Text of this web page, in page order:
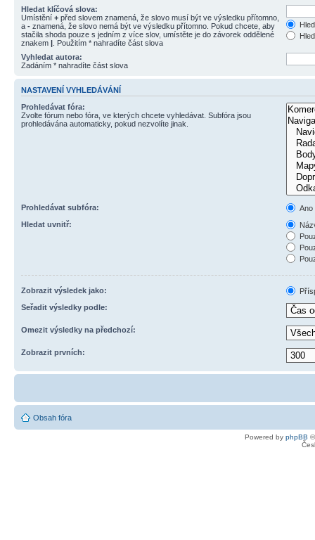
Hledat klíčová slova:
Umístění + před slovem znamená, že slovo musí být ve výsledku přítomno,
a - znamená, že slovo nemá být ve výsledku přítomno. Pokud chcete, aby
stačila shoda pouze s jedním z více slov, umístěte je do závorek oddělené
znakem | . Použitím * nahradíte část slova
Vyhledat autora:
Zadáním * nahradíte část slova
NASTAVENÍ VYHLEDÁVÁNÍ
Prohledávat fóra:
Zvolte fórum nebo fóra, ve kterých chcete vyhledávat. Subfóra jsou
prohledávána automaticky, pokud nezvolíte jinak.
Prohledávat subfóra:
Ano
Hledat uvnitř:
Zobrazit výsledek jako:
Seřadit výsledky podle:
Omezit výsledky na předchozí:
Zobrazit prvních:
Obsah fóra
Powered by phpBB